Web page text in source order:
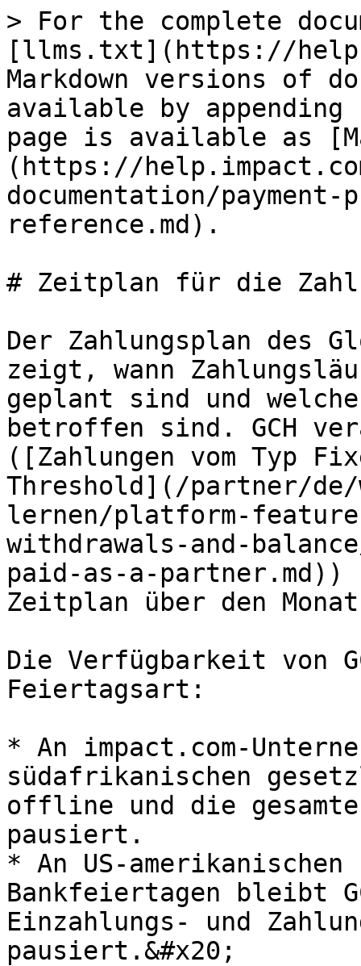
> For the complete
[llms.txt](https://
Markdown versions of
available by
page is available as
(https://
documentation/
reference.md).
# Zeitplan für die
Der Zahlungsplan des
zeigt, wann
geplant sind und
betroffen sind. GCH
([Zahlungen vom Typ
Threshold](/partner/de/
lernen/platform-
withdrawals-and-
paid-as-a-partner.md))
Zeitplan über den
Die Verfügbarkeit von
Feiertagsart:
* An impact.com-
südafrikanischen
offline und die
pausiert.
* An US-
Bankfeiertagen bleibt
Einzahlungs- und
pausiert.&#x20;